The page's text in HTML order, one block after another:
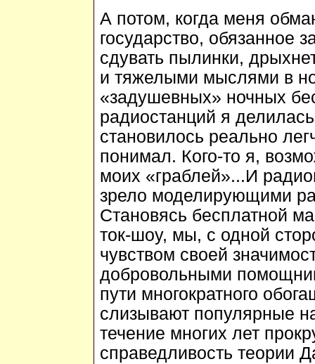
А потом, когда меня
государство,
сдувать пылинки,
и тяжелыми мыслями в
«задушевных» ночных
радиостанций я
становилось реально
понимал. Кого-то я,
моих «граблей»...И
зрело моделирующими
Становясь бесплатной
ток-шоу, мы, с одной
чувством своей
добровольными
пути многократного
слизывают популярные
течение многих лет
справедливость теории